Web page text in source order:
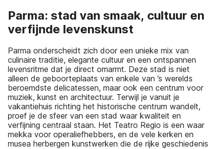
Parma: stad van smaak, cultuur en
verfijnde levenskunst
Parma onderscheidt zich door een unieke mix van
culinaire traditie, elegante cultuur en een ontspannen
levensritme dat je direct omarmt. Deze stad is niet
alleen de geboorteplaats van enkele van ’s werelds
beroemdste delicatessen, maar ook een centrum voor
muziek, kunst en architectuur. Terwijl je vanuit je
vakantiehuis richting het historische centrum wandelt,
proef je de sfeer van een stad waar kwaliteit en
verfijning centraal staan. Het Teatro Regio is een waar
mekka voor operaliefhebbers, en de vele kerken en
musea herbergen kunstwerken die de rijke geschiedenis